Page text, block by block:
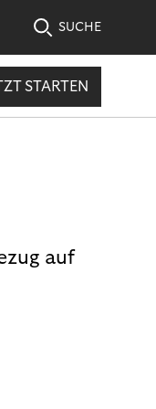
SUCHE
STARTEN
auf